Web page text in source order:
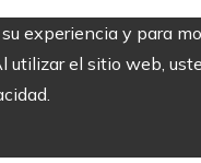
experiencia y para
utilizar el sitio web,